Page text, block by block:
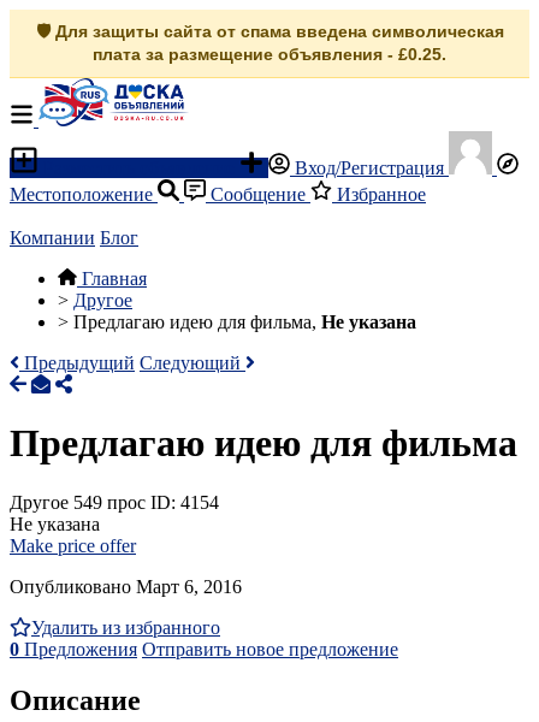
🛡️ Для защиты сайта от спама введена символическая
плата за размещение объявления - £0.25.
Вход/Регистрация
Местоположение
Сообщение Избранное
Компании Блог
Главная
> Другое
> Предлагаю идею для фильма, Не указана
Предыдущий Следующий
Предлагаю идею для фильма
Другое 549 прос ID: 4154
Не указана
Make price offer
Опубликовано Март 6, 2016
Удалить из избранного
0 Предложения Отправить новое предложение
Описание